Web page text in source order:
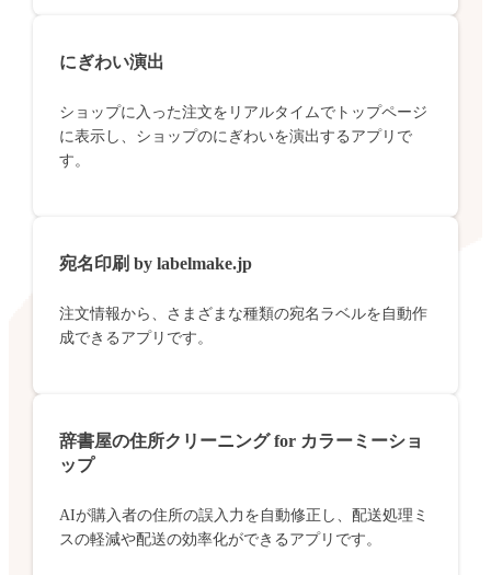
にぎわい演出
ショップに入った注文をリアルタイムでトップページ
に表示し、ショップのにぎわいを演出するアプリで
す。
宛名印刷 by labelmake.jp
注文情報から、さまざまな種類の宛名ラベルを自動作
成できるアプリです。
辞書屋の住所クリーニング for カラーミーショ
ップ
AIが購入者の住所の誤入力を自動修正し、配送処理ミ
スの軽減や配送の効率化ができるアプリです。